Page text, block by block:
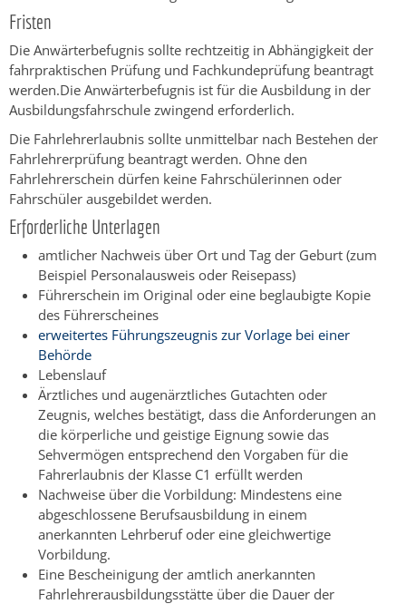
Fristen
Die Anwärterbefugnis sollte rechtzeitig in Abhängigkeit der
fahrpraktischen Prüfung und Fachkundeprüfung beantragt
werden.Die Anwärterbefugnis ist für die Ausbildung in der
Ausbildungsfahrschule zwingend erforderlich.
Die Fahrlehrerlaubnis sollte unmittelbar nach Bestehen der
Fahrlehrerprüfung beantragt werden. Ohne den
Fahrlehrerschein dürfen keine Fahrschülerinnen oder
Fahrschüler ausgebildet werden.
Erforderliche Unterlagen
amtlicher Nachweis über Ort und Tag der Geburt (zum
Beispiel Personalausweis oder Reisepass)
Führerschein im Original oder eine beglaubigte Kopie
des Führerscheines
erweitertes Führungszeugnis zur Vorlage bei einer
Behörde
Lebenslauf
Ärztliches und augenärztliches Gutachten oder
Zeugnis, welches bestätigt, dass die Anforderungen an
die körperliche und geistige Eignung sowie das
Sehvermögen entsprechend den Vorgaben für die
Fahrerlaubnis der Klasse C1 erfüllt werden
Nachweise über die Vorbildung: Mindestens eine
abgeschlossene Berufsausbildung in einem
anerkannten Lehrberuf oder eine gleichwertige
Vorbildung.
Eine Bescheinigung der amtlich anerkannten
Fahrlehrerausbildungsstätte über die Dauer der